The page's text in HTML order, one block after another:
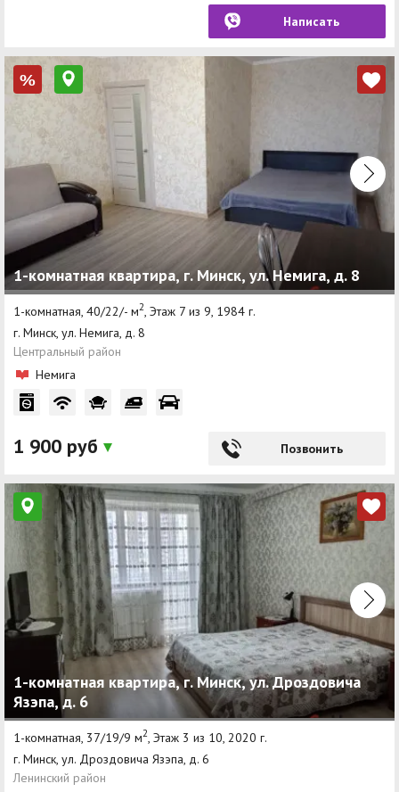
Написать
%
1-комнатная квартира, г. Минск, ул. Немига, д. 8
1-комнатная, 40/22/- м2, Этаж 7 из 9, 1984 г.
г. Минск, ул. Немига, д. 8
Центральный район
Немига
1 900 руб Позвонить
1-комнатная квартира, г. Минск, ул. Дроздовича
Язэпа, д. 6
1-комнатная, 37/19/9 м2, Этаж 3 из 10, 2020 г.
г. Минск, ул. Дроздовича Язэпа, д. 6
Ленинский район